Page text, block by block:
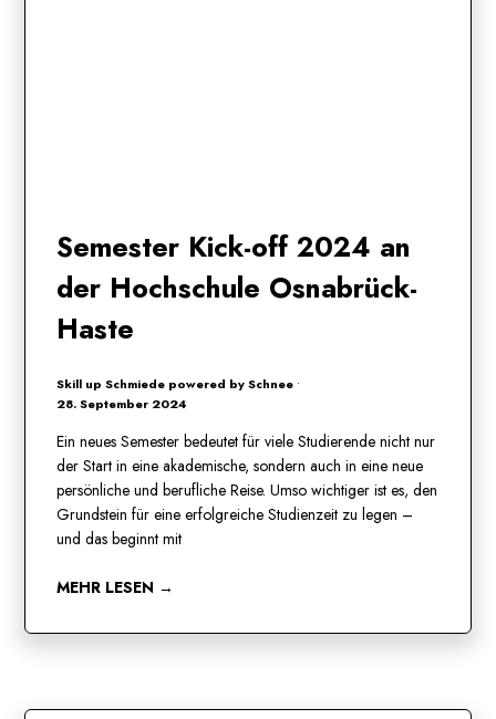
Semester Kick-off 2024 an
der Hochschule Osnabrück-
Haste
Skill up Schmiede powered by Schnee •
28. September 2024
Ein neues Semester bedeutet für viele Studierende nicht nur
der Start in eine akademische, sondern auch in eine neue
persönliche und berufliche Reise. Umso wichtiger ist es, den
Grundstein für eine erfolgreiche Studienzeit zu legen –
und das beginnt mit
MEHR LESEN →